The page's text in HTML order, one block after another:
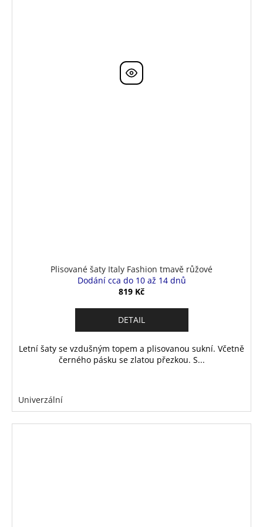
Plisované šaty Italy Fashion tmavě růžové
Dodání cca do 10 až 14 dnů
819 Kč
DETAIL
Letní šaty se vzdušným topem a plisovanou sukní. Včetně
černého pásku se zlatou přezkou. S...
Univerzální